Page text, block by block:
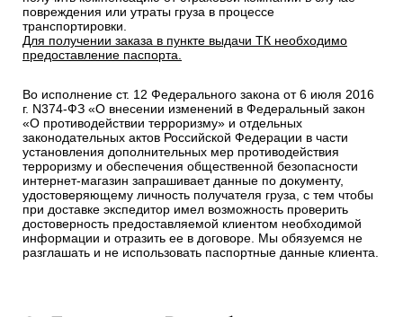
повреждения или утраты груза в процессе
транспортировки.
Для получении заказа в пункте выдачи ТК необходимо
предоставление паспорта.
Во исполнение ст. 12 Федерального закона от 6 июля 2016
г. N374-ФЗ «О внесении изменений в Федеральный закон
«О противодействии терроризму» и отдельных
законодательных актов Российской Федерации в части
установления дополнительных мер противодействия
терроризму и обеспечения общественной безопасности
интернет-магазин запрашивает данные по документу,
удостоверяющему личность получателя груза, с тем чтобы
при доставке экспедитор имел возможность проверить
достоверность предоставляемой клиентом необходимой
информации и отразить ее в договоре. Мы обязуемся не
разглашать и не использовать паспортные данные клиента.